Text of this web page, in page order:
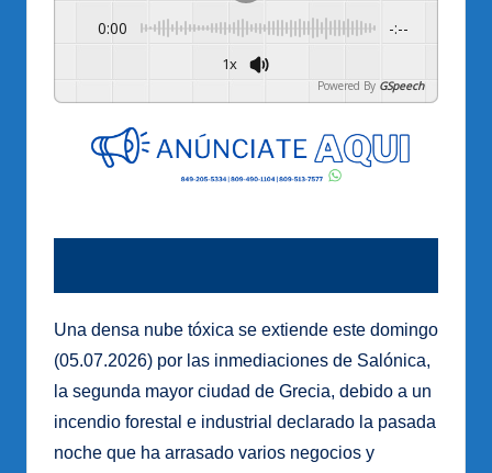
0:00 -:--
1x
Powered By GSpeech
Una densa nube tóxica se extiende este domingo
(05.07.2026) por las inmediaciones de Salónica,
la segunda mayor ciudad de Grecia, debido a un
incendio forestal e industrial declarado la pasada
noche que ha arrasado varios negocios y